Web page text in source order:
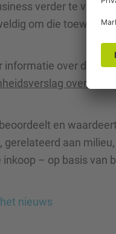
verder te
om die toewijding
informatie over de
over 2024.
en
gerelateerd aan
inkoop – op basis van
nieuws